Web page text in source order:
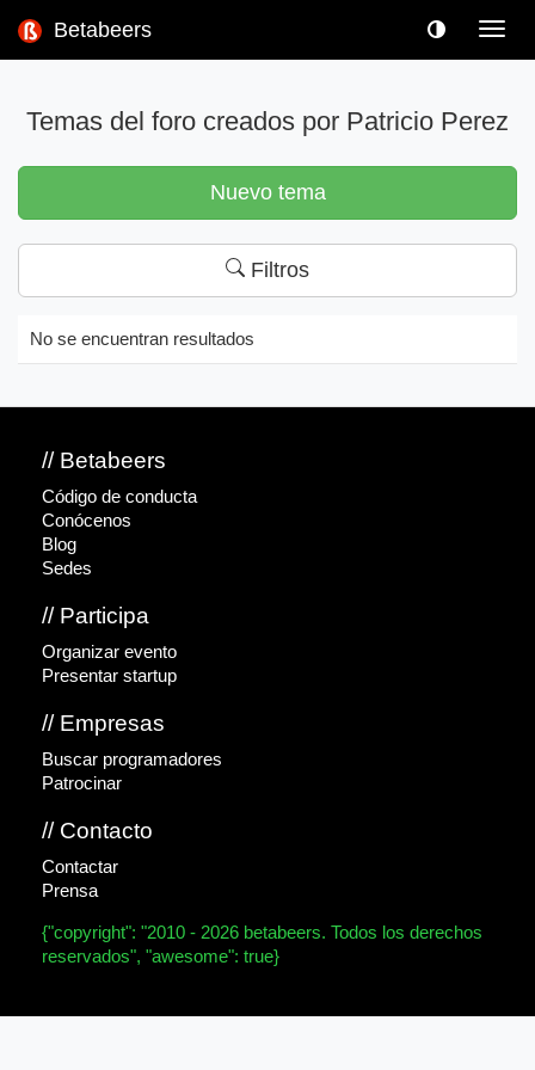
Betabeers
Temas del foro creados por Patricio Perez
Nuevo tema
Filtros
No se encuentran resultados
// Betabeers
Código de conducta
Conócenos
Blog
Sedes
// Participa
Organizar evento
Presentar startup
// Empresas
Buscar programadores
Patrocinar
// Contacto
Contactar
Prensa
{"copyright": "2010 - 2026 betabeers. Todos los derechos
reservados", "awesome": true}